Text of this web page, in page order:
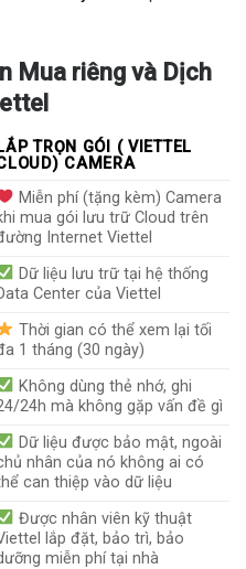
Mua riêng và Dịch
LẮP TRỌN GÓI ( VIETTEL
CAMERA
Miễn phí (tặng kèm) Camera
mua gói lưu trữ Cloud trên
Internet Viettel
Dữ liệu lưu trữ tại hệ thống
Center của Viettel
Thời gian có thể xem lại tối
1 tháng (30 ngày)
Không dùng thẻ nhớ, ghi
24h mà không gặp vấn đề gì
Dữ liệu được bảo mật, ngoài
nhân của nó không ai có
can thiệp vào dữ liệu
Được nhân viên kỹ thuật
lắp đặt, bảo trì, bảo
miễn phí tại nhà